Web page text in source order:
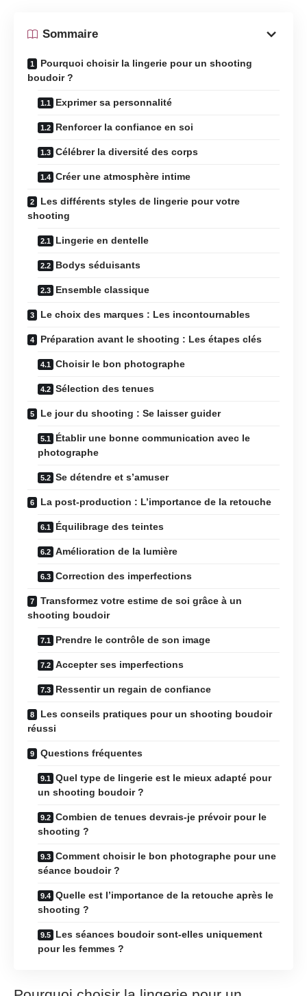
Sommaire
Pourquoi choisir la lingerie pour un shooting
boudoir ?
Exprimer sa personnalité
Renforcer la confiance en soi
Célébrer la diversité des corps
Créer une atmosphère intime
Les différents styles de lingerie pour votre
shooting
Lingerie en dentelle
Bodys séduisants
Ensemble classique
Le choix des marques : Les incontournables
Préparation avant le shooting : Les étapes clés
Choisir le bon photographe
Sélection des tenues
Le jour du shooting : Se laisser guider
Établir une bonne communication avec le
photographe
Se détendre et s’amuser
La post-production : L’importance de la retouche
Équilibrage des teintes
Amélioration de la lumière
Correction des imperfections
Transformez votre estime de soi grâce à un
shooting boudoir
Prendre le contrôle de son image
Accepter ses imperfections
Ressentir un regain de confiance
Les conseils pratiques pour un shooting boudoir
réussi
Questions fréquentes
Quel type de lingerie est le mieux adapté pour
un shooting boudoir ?
Combien de tenues devrais-je prévoir pour le
shooting ?
Comment choisir le bon photographe pour une
séance boudoir ?
Quelle est l’importance de la retouche après le
shooting ?
Les séances boudoir sont-elles uniquement
pour les femmes ?